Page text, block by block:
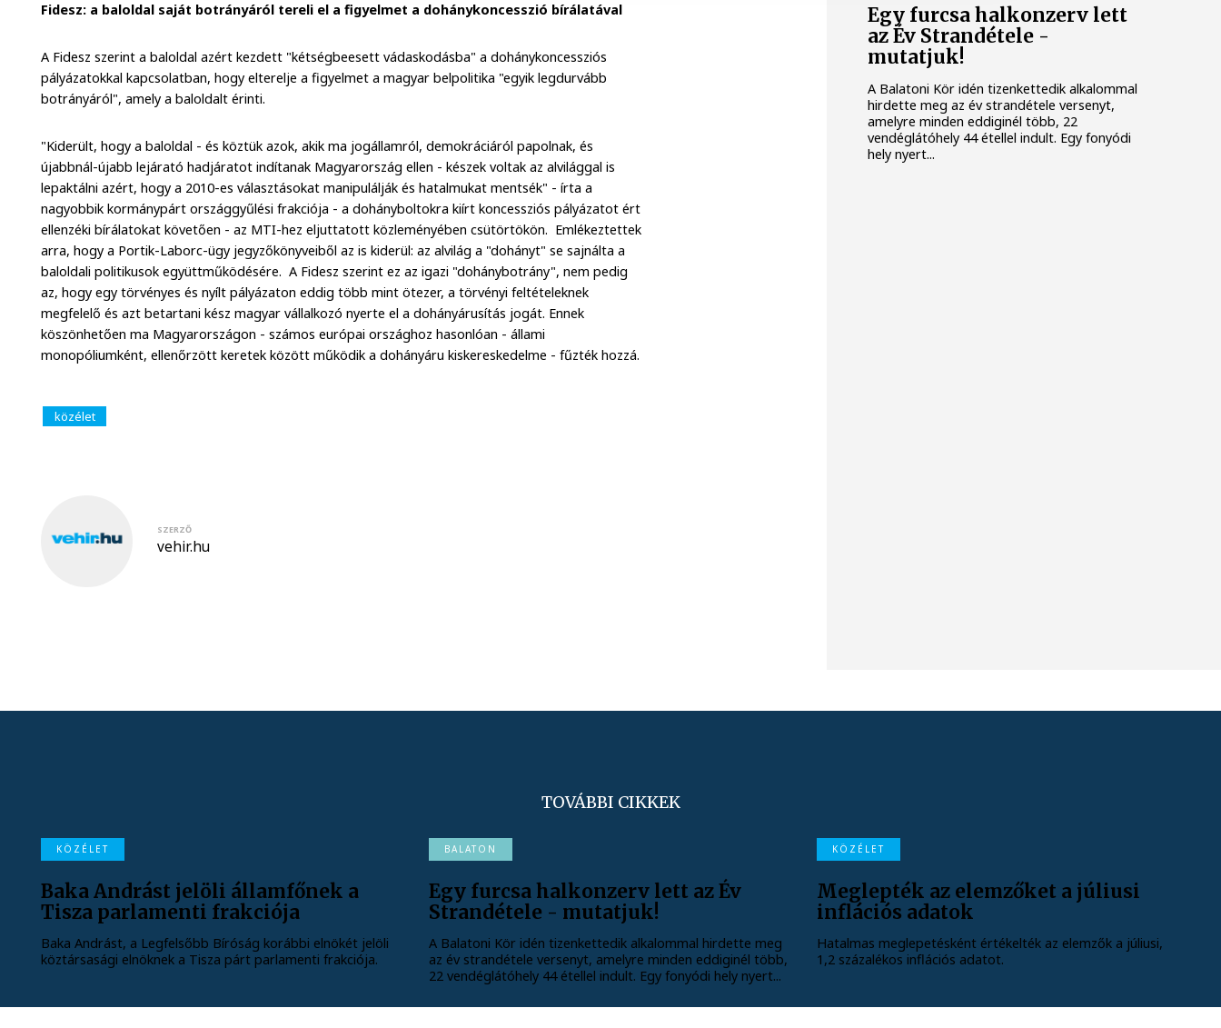
Fidesz: a baloldal saját botrányáról tereli el a figyelmet a dohánykoncesszió bírálatával
A Fidesz szerint a baloldal azért kezdett "kétségbeesett vádaskodásba" a dohánykoncessziós
pályázatokkal kapcsolatban, hogy elterelje a figyelmet a magyar belpolitika "egyik legdurvább
botrányáról", amely a baloldalt érinti.
"Kiderült, hogy a baloldal - és köztük azok, akik ma jogállamról, demokráciáról papolnak, és
újabbnál-újabb lejárató hadjáratot indítanak Magyarország ellen - készek voltak az alvilággal is
lepaktálni azért, hogy a 2010-es választásokat manipulálják és hatalmukat mentsék" - írta a
nagyobbik kormánypárt országgyűlési frakciója - a dohányboltokra kiírt koncessziós pályázatot ért
ellenzéki bírálatokat követően - az MTI-hez eljuttatott közleményében csütörtökön. Emlékeztettek
arra, hogy a Portik-Laborc-ügy jegyzőkönyveiből az is kiderül: az alvilág a "dohányt" se sajnálta a
baloldali politikusok együttműködésére. A Fidesz szerint ez az igazi "dohánybotrány", nem pedig
az, hogy egy törvényes és nyílt pályázaton eddig több mint ötezer, a törvényi feltételeknek
megfelelő és azt betartani kész magyar vállalkozó nyerte el a dohányárusítás jogát. Ennek
köszönhetően ma Magyarországon - számos európai országhoz hasonlóan - állami
monopóliumként, ellenőrzött keretek között működik a dohányáru kiskereskedelme - fűzték hozzá.
közélet
SZERZŐ
vehir.hu
Egy furcsa halkonzerv lett
az Év Strandétele -
mutatjuk!
A Balatoni Kör idén tizenkettedik alkalommal
hirdette meg az év strandétele versenyt,
amelyre minden eddiginél több, 22
vendéglátóhely 44 étellel indult. Egy fonyódi
hely nyert...
TOVÁBBI CIKKEK
KÖZÉLET
Baka Andrást jelöli államfőnek a
Tisza parlamenti frakciója
Baka Andrást, a Legfelsőbb Bíróság korábbi elnökét jelöli
köztársasági elnöknek a Tisza párt parlamenti frakciója.
BALATON
Egy furcsa halkonzerv lett az Év
Strandétele - mutatjuk!
A Balatoni Kör idén tizenkettedik alkalommal hirdette meg
az év strandétele versenyt, amelyre minden eddiginél több,
22 vendéglátóhely 44 étellel indult. Egy fonyódi hely nyert...
KÖZÉLET
Meglepték az elemzőket a júliusi
inflációs adatok
Hatalmas meglepetésként értékelték az elemzők a júliusi,
1,2 százalékos inflációs adatot.